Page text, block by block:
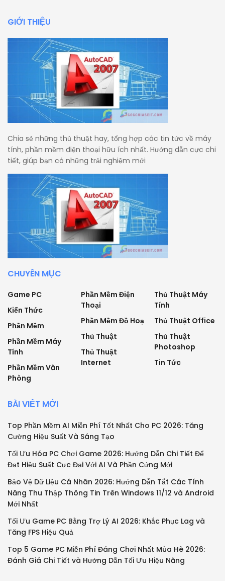
GIỚI THIỆU
Chia sẻ những thủ thuật hay, tổng hợp các tin tức về máy
tính, phần mềm điện thoại hữu ích nhất. Hướng dẫn cực chi
tiết, giúp bạn có những trải nghiệm mới
CHUYÊN MỤC
Game PC
Kiến Thức
Phần Mềm
Phần Mềm Máy
Tính
Phần Mềm Văn
Phòng
Phần Mềm Điện
Thoại
Phần Mềm Đồ Hoạ
Thủ Thuật
Thủ Thuật
Internet
Thủ Thuật Máy
Tính
Thủ Thuật Office
Thủ Thuật
Photoshop
Tin Tức
BÀI VIẾT MỚI
Top Phần Mềm AI Miễn Phí Tốt Nhất Cho PC 2026: Tăng
Cường Hiệu Suất Và Sáng Tạo
Tối Ưu Hóa PC Chơi Game 2026: Hướng Dẫn Chi Tiết Để
Đạt Hiệu Suất Cực Đại Với AI Và Phần Cứng Mới
Bảo Vệ Dữ Liệu Cá Nhân 2026: Hướng Dẫn Tắt Các Tính
Năng Thu Thập Thông Tin Trên Windows 11/12 và Android
Mới Nhất
Tối Ưu Game PC Bằng Trợ Lý AI 2026: Khắc Phục Lag và
Tăng FPS Hiệu Quả
Top 5 Game PC Miễn Phí Đáng Chơi Nhất Mùa Hè 2026:
Đánh Giá Chi Tiết và Hướng Dẫn Tối Ưu Hiệu Năng